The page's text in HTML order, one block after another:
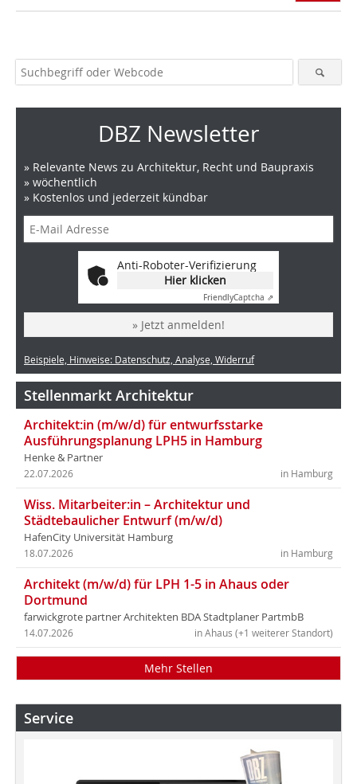
DBZ Newsletter
» Relevante News zu Architektur, Recht und Baupraxis
» wöchentlich
» Kostenlos und jederzeit kündbar
Anti-Roboter-Verifizierung
Hier klicken
FriendlyCaptcha ⇗
» Jetzt anmelden!
Beispiele, Hinweise: Datenschutz, Analyse, Widerruf
Stellenmarkt Architektur
Architekt:in (m/w/d) für entwurfsstarke
Ausführungsplanung LPH5 in Hamburg
Henke & Partner
in Hamburg
22.07.2026
Wiss. Mitarbeiter:in – Architektur und
Städtebaulicher Entwurf (m/w/d)
HafenCity Universität Hamburg
in Hamburg
18.07.2026
Architekt (m/w/d) für LPH 1-5 in Ahaus oder
Dortmund
farwickgrote partner Architekten BDA Stadtplaner PartmbB
in Ahaus (+1 weiterer Standort)
14.07.2026
Mehr Stellen
Service